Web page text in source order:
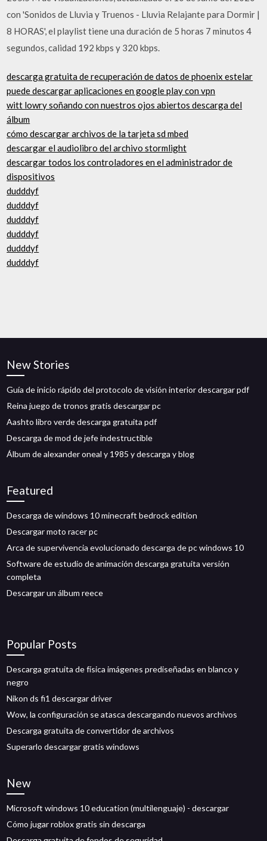
con 'Sonidos de Lluvia y Truenos - Lluvia Relajante para Dormir |
8 HORAS', el playlist tiene una duración de 5 horas 7 minutos 4
segundos, calidad 192 kbps y 320 kbps.
descarga gratuita de recuperación de datos de phoenix estelar
puede descargar aplicaciones en google play con vpn
witt lowry soñando con nuestros ojos abiertos descarga del
álbum
cómo descargar archivos de la tarjeta sd mbed
descargar el audiolibro del archivo stormlight
descargar todos los controladores en el administrador de
dispositivos
dudddyf
dudddyf
dudddyf
dudddyf
dudddyf
dudddyf
New Stories
Guía de inicio rápido del protocolo de visión interior descargar pdf
Reina juego de tronos gratis descargar pc
Aashto libro verde descarga gratuita pdf
Descarga de mod de jefe indestructible
Álbum de alexander oneal y 1985 y descarga y blog
Featured
Descarga de windows 10 minecraft bedrock edition
Descargar moto racer pc
Arca de supervivencia evolucionado descarga de pc windows 10
Software de estudio de animación descarga gratuita versión
completa
Descargar un álbum reece
Popular Posts
Descarga gratuita de física imágenes prediseñadas en blanco y
negro
Nikon ds fi1 descargar driver
Wow, la configuración se atasca descargando nuevos archivos
Descarga gratuita de convertidor de archivos
Superarlo descargar gratis windows
New
Microsoft windows 10 education (multilenguaje) - descargar
Cómo jugar roblox gratis sin descarga